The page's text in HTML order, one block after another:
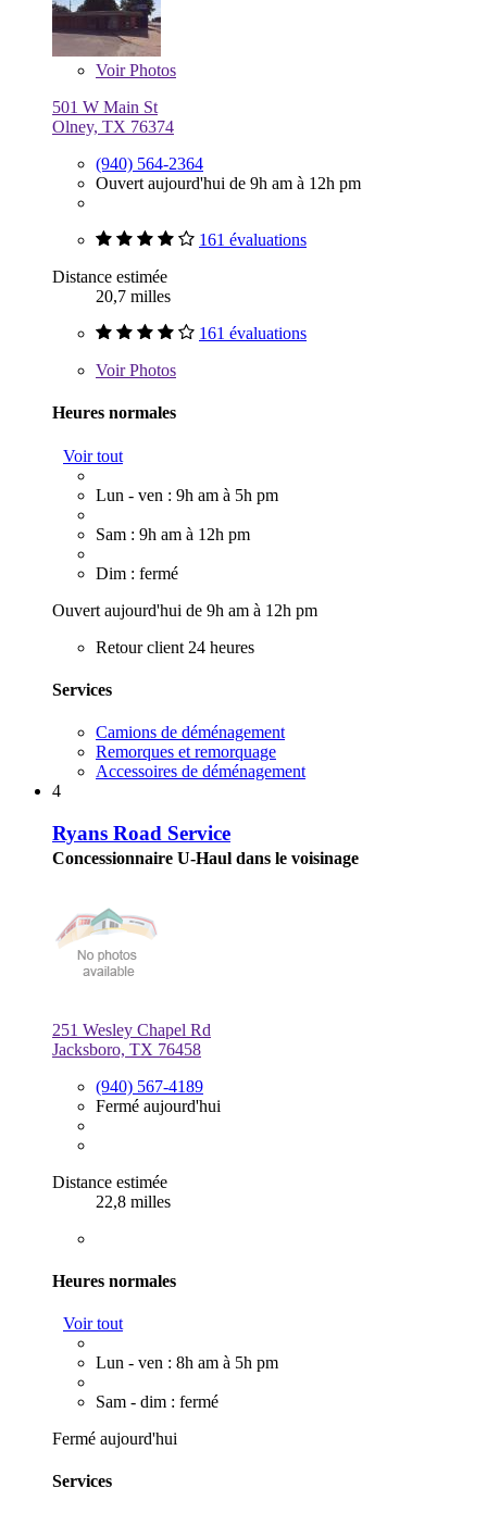
VoirPhotos
501 W Main St
Olney, TX 76374
(940) 564-2364
Ouvert aujourd'hui de 9h am à 12h pm
161 évaluations
Distance estimée
20,7 milles
161 évaluations
VoirPhotos
Heures normales
Voir tout
Lun - ven : 9h am à 5h pm
Sam : 9h am à 12h pm
Dim : fermé
Ouvert aujourd'hui de 9h am à 12h pm
Retour client 24 heures
Services
Camions de déménagement
Remorques et remorquage
Accessoires de déménagement
4
Ryans Road Service
Concessionnaire U-Haul dans le voisinage
251 Wesley Chapel Rd
Jacksboro, TX 76458
(940) 567-4189
Fermé aujourd'hui
Distance estimée
22,8 milles
Heures normales
Voir tout
Lun - ven : 8h am à 5h pm
Sam - dim : fermé
Fermé aujourd'hui
Services